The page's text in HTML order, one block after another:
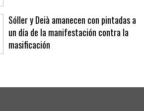
Sóller y Deià amanecen con pintadas a
un día de la manifestación contra la
masificación